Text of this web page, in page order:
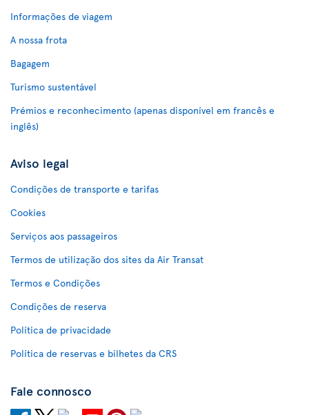
Informações de viagem
A nossa frota
Bagagem
Turismo sustentável
Prémios e reconhecimento (apenas disponível em francês e
inglês)
Aviso legal
Condições de transporte e tarifas
Cookies
Serviços aos passageiros
Termos de utilização dos sites da Air Transat
Termos e Condições
Condições de reserva
Política de privacidade
Política de reservas e bilhetes da CRS
Fale connosco